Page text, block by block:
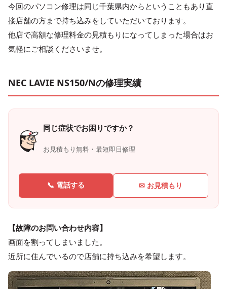
今回のパソコン修理は同じ千葉県内からということもあり直
接店舗の方まで持ち込みをしていただいております。
他店で高額な修理料金の見積もりになってしまった場合はお
気軽にご相談くださいませ。
NEC LAVIE NS150/Nの修理実績
同じ症状でお困りですか？
お見積もり無料・最短即日修理
📞 電話する ✉ お見積もり
【故障のお問い合わせ内容】
画面を割ってしまいました。
近所に住んでいるので店舗に持ち込みを希望します。